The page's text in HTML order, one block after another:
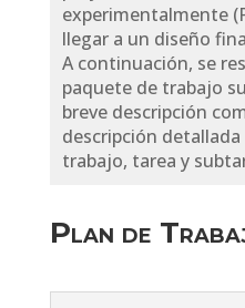
experimentalmente
llegar a un diseño
A continuación, se
paquete de trabajo
breve descripción
descripción
trabajo, tarea y
Plan de